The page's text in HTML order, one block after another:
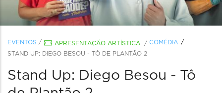
EVENTOS / APRESENTAÇÃO ARTÍSTICA / COMÉDIA
STAND UP: DIEGO BESOU - TÔ DE PLANTÃO 2
Stand Up: Diego Besou - Tô